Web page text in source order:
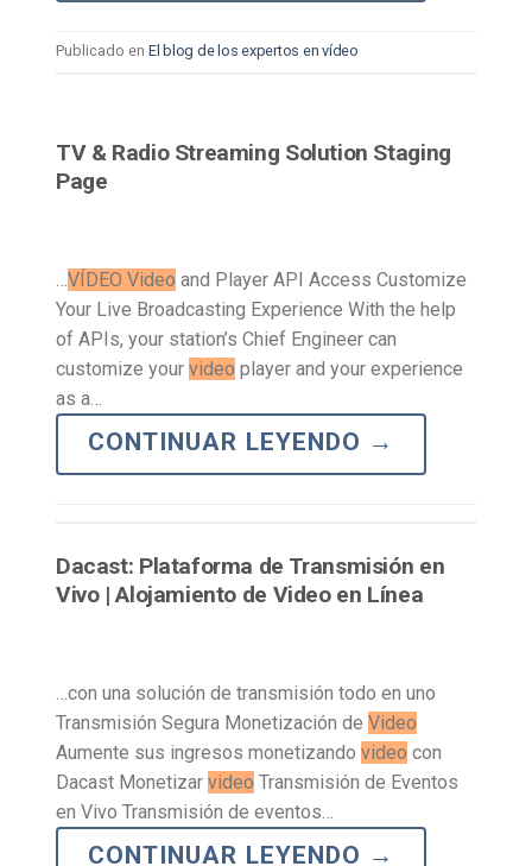
Publicado en El blog de los expertos en vídeo
TV & Radio Streaming Solution Staging
Page
VÍDEO Video and Player API Access Customize
Your Live Broadcasting Experience With the help
of APIs, your station’s Chief Engineer can
customize your video player and your experience
as a…
CONTINUAR LEYENDO →
Dacast: Plataforma de Transmisión en
Vivo | Alojamiento de Video en Línea
…con una solución de transmisión todo en uno
Transmisión Segura Monetización de Video
Aumente sus ingresos monetizando video con
Dacast Monetizar video Transmisión de Eventos
en Vivo Transmisión de eventos…
CONTINUAR LEYENDO →